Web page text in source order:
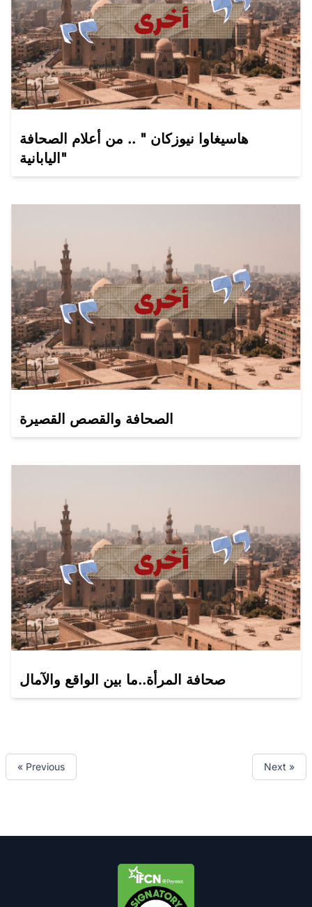
هاسيغاوا نيوزكان " .. من أعلام الصحافة
اليابانية"
الصحافة والقصص القصيرة
صحافة المرأة..ما بين الواقع والآمال
« Previous Next »